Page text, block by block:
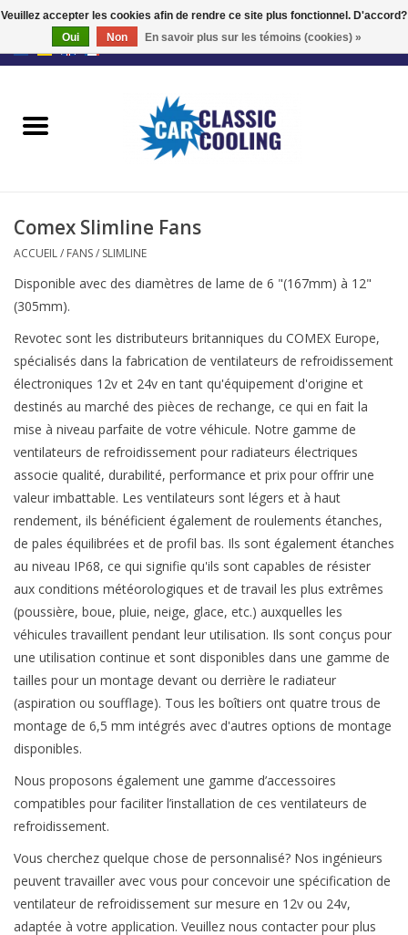
EUR/GBP 0 Articles - €0,00
Kits complets
Accessoires
Offre
Comex Slimline Fans
ACCUEIL/ FANS/ SLIMLINE
Disponible avec des diamètres de lame de 6 "(167mm) à 12"
(305mm).
Revotec sont les distributeurs britanniques du COMEX Europe,
spécialisés dans la fabrication de ventilateurs de refroidissement
électroniques 12v et 24v en tant qu'équipement d'origine et
destinés au marché des pièces de rechange, ce qui en fait la
mise à niveau parfaite de votre véhicule. Notre gamme de
ventilateurs de refroidissement pour radiateurs électriques
associe qualité, durabilité, performance et prix pour offrir une
valeur imbattable. Les ventilateurs sont légers et à haut
rendement, ils bénéficient également de roulements étanches,
de pales équilibrées et de profil bas. Ils sont également étanches
au niveau IP68, ce qui signifie qu'ils sont capables de résister
aux conditions météorologiques et de travail les plus extrêmes
(poussière, boue, pluie, neige, glace, etc.) auxquelles les
véhicules travaillent pendant leur utilisation. Ils sont conçus pour
une utilisation continue et sont disponibles dans une gamme de
tailles pour un montage devant ou derrière le radiateur
(aspiration ou soufflage). Tous les boîtiers ont quatre trous de
montage de 6,5 mm intégrés avec d'autres options de montage
disponibles.
Nous proposons également une gamme d’accessoires
compatibles pour faciliter l’installation de ces ventilateurs de
refroidissement.
Vous cherchez quelque chose de personnalisé? Nos ingénieurs
peuvent travailler avec vous pour concevoir une spécification de
ventilateur de refroidissement sur mesure en 12v ou 24v,
adaptée à votre application. Veuillez nous contacter pour plus
Veuillez accepter les cookies afin de rendre ce site plus fonctionnel. D'accord?
Oui
Non En savoir plus sur les témoins (cookies) »